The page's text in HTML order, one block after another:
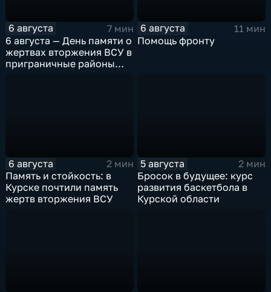
6 августа
7 мин
6 августа — День памяти о
жертвах вторжения ВСУ в
приграничные районы
6 августа
11 мин
Помощь фронту
6 августа
2 мин
Память и стойкость: в
Курске почтили память
жертв вторжения ВСУ
5 августа
2 мин
Бросок в будущее: курс
развития баскетбола в
Курской области